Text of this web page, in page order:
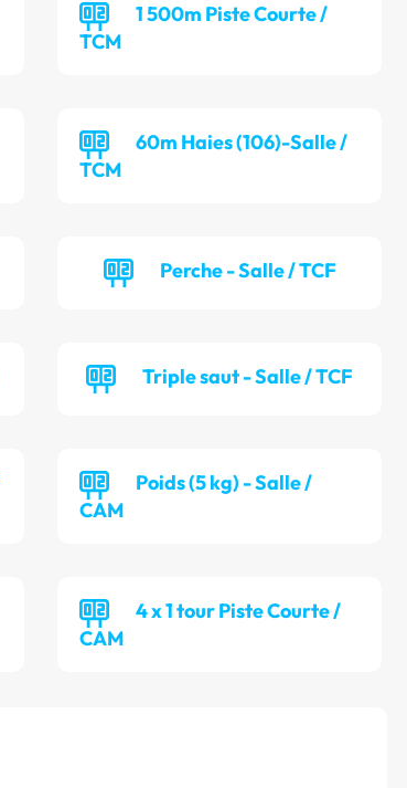
1 500m Piste Courte /
TCM
60m Haies (106)-Salle /
TCM
Perche - Salle / TCF
Triple saut - Salle / TCF
Poids (5 kg) - Salle /
CAM
4 x 1 tour Piste Courte /
CAM